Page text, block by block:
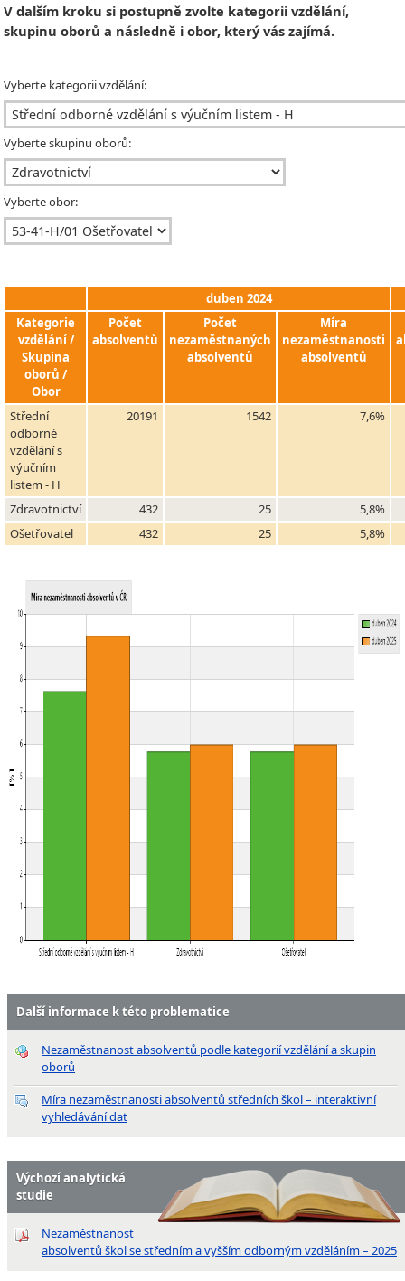
V dalším kroku si postupně zvolte kategorii vzdělání,
skupinu oborů a následně i obor, který vás zajímá.
Vyberte kategorii vzdělání:
Vyberte skupinu oborů:
Vyberte obor:
duben 2024
Kategorie
vzdělání /
Skupina
oborů /
Obor
Počet
absolventů
Počet
nezaměstnaných
absolventů
Míra
nezaměstnanosti
absolventů
Střední
odborné
vzdělání s
výučním
listem - H
20191 1542 7,6%
Zdravotnictví 432 25
5,8%
Ošetřovatel
432 25 5,8%
Další informace k této problematice
Nezaměstnanost absolventů podle kategorií vzdělání a skupin
oborů
Míra nezaměstnanosti absolventů středních škol – interaktivní
vyhledávání dat
Výchozí analytická
studie
Nezaměstnanost
absolventů škol se středním a vyšším odborným vzděláním – 2025